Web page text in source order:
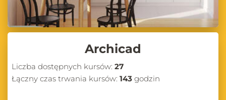
Archicad
Liczba dostępnych kursów: 27
Łączny czas trwania kursów: 143 godzin